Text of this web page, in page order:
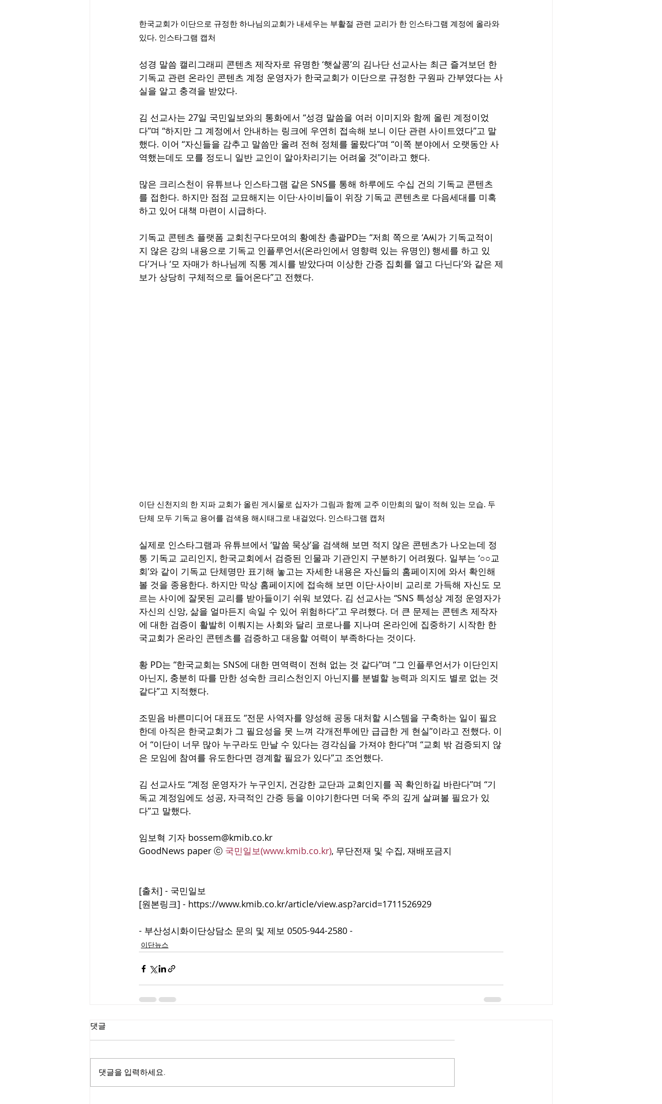
한국교회가 이단으로 규정한 하나님의교회가 내세우는 부활절 관련 교리가 한 인스타그램 계정에 올라와
있다. 인스타그램 캡처
성경 말씀 캘리그래피 콘텐츠 제작자로 유명한 ‘햇살콩’의 김나단 선교사는 최근 즐겨보던 한
기독교 관련 온라인 콘텐츠 계정 운영자가 한국교회가 이단으로 규정한 구원파 간부였다는 사
실을 알고 충격을 받았다.
김 선교사는 27일 국민일보와의 통화에서 “성경 말씀을 여러 이미지와 함께 올린 계정이었
다”며 “하지만 그 계정에서 안내하는 링크에 우연히 접속해 보니 이단 관련 사이트였다”고 말
했다. 이어 “자신들을 감추고 말씀만 올려 전혀 정체를 몰랐다”며 “이쪽 분야에서 오랫동안 사
역했는데도 모를 정도니 일반 교인이 알아차리기는 어려울 것”이라고 했다.
많은 크리스천이 유튜브나 인스타그램 같은 SNS를 통해 하루에도 수십 건의 기독교 콘텐츠
를 접한다. 하지만 점점 교묘해지는 이단·사이비들이 위장 기독교 콘텐츠로 다음세대를 미혹
하고 있어 대책 마련이 시급하다.
기독교 콘텐츠 플랫폼 교회친구다모여의 황예찬 총괄PD는 “저희 쪽으로 ‘A씨가 기독교적이
지 않은 강의 내용으로 기독교 인플루언서(온라인에서 영향력 있는 유명인) 행세를 하고 있
다’거나 ‘모 자매가 하나님께 직통 계시를 받았다며 이상한 간증 집회를 열고 다닌다’와 같은 제
보가 상당히 구체적으로 들어온다”고 전했다.
이단 신천지의 한 지파 교회가 올린 게시물로 십자가 그림과 함께 교주 이만희의 말이 적혀 있는 모습. 두
단체 모두 기독교 용어를 검색용 해시태그로 내걸었다. 인스타그램 캡처
실제로 인스타그램과 유튜브에서 ‘말씀 묵상’을 검색해 보면 적지 않은 콘텐츠가 나오는데 정
통 기독교 교리인지, 한국교회에서 검증된 인물과 기관인지 구분하기 어려웠다. 일부는 ‘○○교
회’와 같이 기독교 단체명만 표기해 놓고는 자세한 내용은 자신들의 홈페이지에 와서 확인해
볼 것을 종용한다. 하지만 막상 홈페이지에 접속해 보면 이단·사이비 교리로 가득해 자신도 모
르는 사이에 잘못된 교리를 받아들이기 쉬워 보였다. 김 선교사는 “SNS 특성상 계정 운영자가
자신의 신앙, 삶을 얼마든지 속일 수 있어 위험하다”고 우려했다. 더 큰 문제는 콘텐츠 제작자
에 대한 검증이 활발히 이뤄지는 사회와 달리 코로나를 지나며 온라인에 집중하기 시작한 한
국교회가 온라인 콘텐츠를 검증하고 대응할 여력이 부족하다는 것이다.
황 PD는 “한국교회는 SNS에 대한 면역력이 전혀 없는 것 같다”며 “그 인플루언서가 이단인지
아닌지, 충분히 따를 만한 성숙한 크리스천인지 아닌지를 분별할 능력과 의지도 별로 없는 것
같다”고 지적했다.
조믿음 바른미디어 대표도 “전문 사역자를 양성해 공동 대처할 시스템을 구축하는 일이 필요
한데 아직은 한국교회가 그 필요성을 못 느껴 각개전투에만 급급한 게 현실”이라고 전했다. 이
어 “이단이 너무 많아 누구라도 만날 수 있다는 경각심을 가져야 한다”며 “교회 밖 검증되지 않
은 모임에 참여를 유도한다면 경계할 필요가 있다”고 조언했다.
김 선교사도 “계정 운영자가 누구인지, 건강한 교단과 교회인지를 꼭 확인하길 바란다”며 “기
독교 계정임에도 성공, 자극적인 간증 등을 이야기한다면 더욱 주의 깊게 살펴볼 필요가 있
다”고 말했다.
임보혁 기자 bossem@kmib.co.kr
GoodNews paper ⓒ 국민일보(www.kmib.co.kr), 무단전재 및 수집, 재배포금지
[출처] - 국민일보
[원본링크] - https://www.kmib.co.kr/article/view.asp?arcid=1711526929
- 부산성시화이단상담소 문의 및 제보 0505-944-2580 -
이단뉴스
댓글
댓글을 입력하세요.